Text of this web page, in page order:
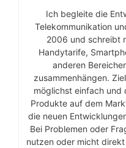
Ich begleite die
Telekommunikation
2006 und schreibt
Handytarife,
anderen
zusammenhängen.
möglichst einfach und
Produkte auf dem
die neuen
Bei Problemen oder
nutzen oder micht